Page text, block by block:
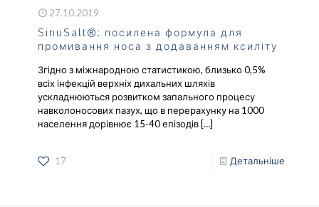
27.10.2019
SinuSalt®: посилена формула для
промивання носа з додаванням ксиліту
Згідно з міжнародною статистикою, близько 0,5%
всіх інфекцій верхніх дихальних шляхів
ускладнюються розвитком запального процесу
навколоносових пазух, що в перерахунку на 1000
населення дорівнює 15-40 епізодів […]
17 Детальніше